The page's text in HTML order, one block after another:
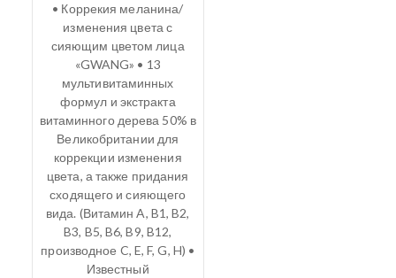
• Коррекия меланина/
изменения цвета с
сияющим цветом лица
«GWANG» • 13
мультивитаминных
формул и экстракта
витаминного дерева 50% в
Великобритании для
коррекции изменения
цвета, а также придания
сходящего и сияющего
вида. (Витамин A, B1, B2,
B3, B5, B6, B9, B12,
производное C, E, F, G, H) •
Известный